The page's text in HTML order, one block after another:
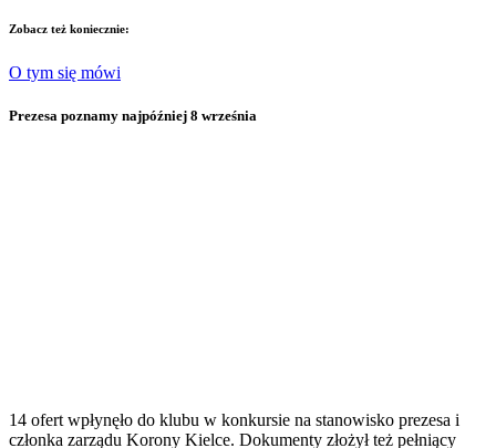
Zobacz też koniecznie:
O tym się mówi
Prezesa poznamy najpóźniej 8 września
14 ofert wpłynęło do klubu w konkursie na stanowisko prezesa i
członka zarządu Korony Kielce. Dokumenty złożył też pełniący